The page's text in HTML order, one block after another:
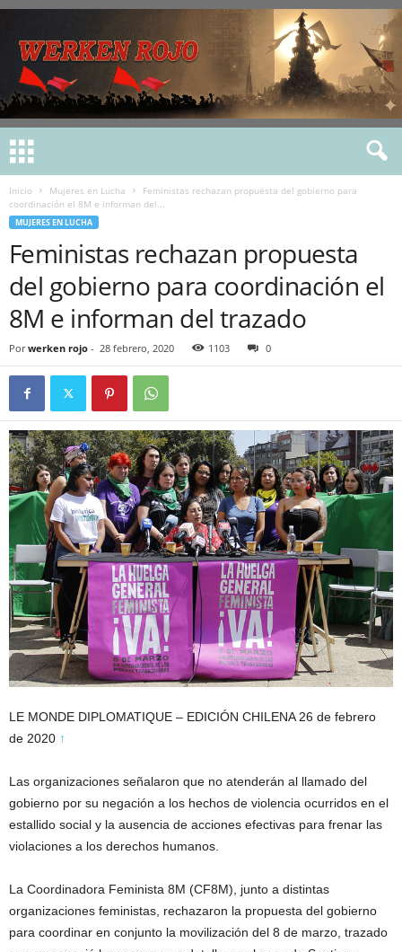
Inicio Mujeres en Lucha
Feministas rechazan propuesta del gobierno para
coordinación el 8M e informan del...
MUJERES EN LUCHA
Feministas rechazan propuesta
del gobierno para coordinación el
8M e informan del trazado
Por werken rojo - 28 febrero, 2020 1103 0
LE MONDE DIPLOMATIQUE – EDICIÓN CHILENA 26 de febrero
de 2020 ↑
Las organizaciones señalaron que no atenderán al llamado del
gobierno por su negación a los hechos de violencia ocurridos en el
estallido social y la ausencia de acciones efectivas para frenar las
violaciones a los derechos humanos.
La Coordinadora Feminista 8M (CF8M), junto a distintas
organizaciones feministas, rechazaron la propuesta del gobierno
para coordinar en conjunto la movilización del 8 de marzo, trazado